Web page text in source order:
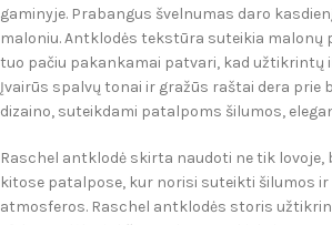
gaminyje. Prabangus švelnumas daro
maloniu. Antklodės tekstūra suteikia malonų
tuo pačiu pakankamai patvari, kad užtikrintų
Įvairūs spalvų tonai ir gražūs raštai dera prie
dizaino, suteikdami patalpoms šilumos,
Raschel antklodė skirta naudoti ne tik
kitose patalpose, kur norisi suteikti šilumos
atmosferos. Raschel antklodės storis